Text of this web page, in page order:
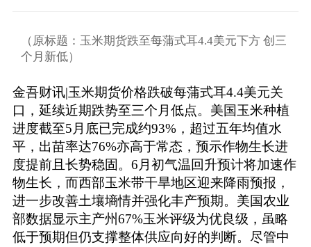
（原标题：玉米期货跌至每蒲式耳4.4美元下方 创三
个月新低）
金吾财讯|玉米期货价格跌破每蒲式耳4.4美元关
口，延续近期跌势至三个月低点。美国玉米种植
进度截至5月底已完成约93%，超过五年均值水
平，出苗率达76%亦高于常态，预示作物生长进
度提前且长势稳固。6月初气温回升预计将加速作
物生长，而西部玉米带干旱地区迎来降雨预报，
进一步改善土壤墒情并强化丰产预期。美国农业
部数据显示主产州67%玉米评级为优良级，虽略
低于预期但仍支撑整体供应向好的判断。尽管中